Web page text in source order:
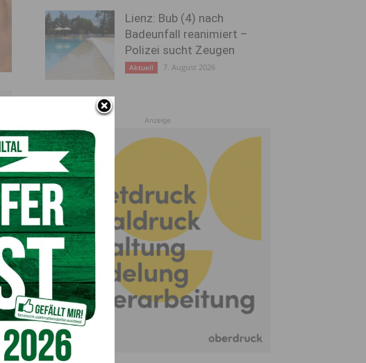
Lienz: Bub (4) nach
Badeunfall reanimiert –
Polizei sucht Zeugen
Aktuell 7. August 2026
Anzeige